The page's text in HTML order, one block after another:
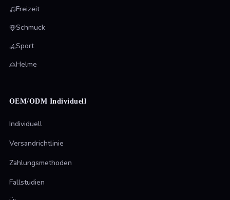
Freizeit
Schmuck
Sport
Helme
OEM/ODM Individuell
Individuell
Versandrichtlinie
Zahlungsmethoden
Fallstudien